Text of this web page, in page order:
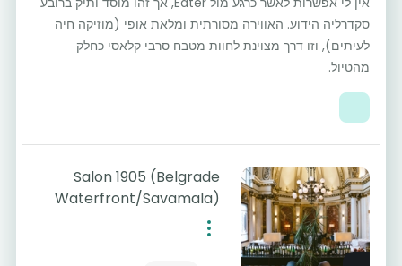
סקדרליה הידוע. האווירה מסורתית ומלאת אופי (מוזיקה חיה
לעיתים), וזו דרך מצוינת לחוות מטבח סרבי קלאסי כחלק
מהטיול.
Salon 1905 (Belgrade
Waterfront/Savamala)